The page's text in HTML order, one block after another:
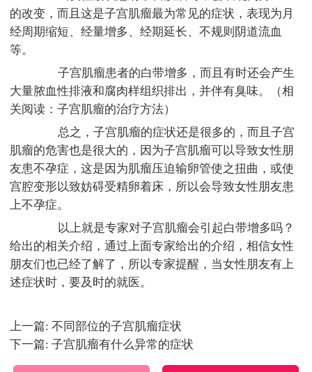
的改变，而且这是子宫肌瘤最为常见的症状，表现为月
经周期缩短、经量增多、经期延长、不规则阴道流血
等。
子宫肌瘤患者的白带增多，而且有时还会产生
大量脓血性排液和腐肉样组织排出，并伴有臭味。（相
关阅读：子宫肌瘤的治疗方法）
总之，子宫肌瘤的症状还是很多的，而且子宫
肌瘤的危害也是很大的，因为子宫肌瘤可以导致女性朋
友患不孕症，这是因为肌瘤压迫输卵管使之扭曲，或使
宫腔变形以致妨碍受精卵着床，所以会导致女性朋友患
上不孕症。
以上就是专家对子宫肌瘤会引起白带增多吗？
给出的相关介绍，通过上面专家给出的介绍，相信女性
朋友们也已经了解了，所以专家提醒，当女性朋友有上
述症状时，要及时的就医。
上一篇: 不同部位的子宫肌瘤症状
下一篇: 子宫肌瘤有什么异常的症状